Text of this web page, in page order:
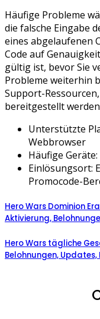
Häufige Probleme
die falsche Eingabe
eines abgelaufenen
Code auf
gültig ist, bevor Sie
Probleme weiterhin
Support-
bereitgestellt
Unterstützte
Webbrowser
Häufige
Einlösungsort:
Promocode-
Hero Wars Dominion
Aktivierung,
Hero Wars tägliche
Belohnungen,